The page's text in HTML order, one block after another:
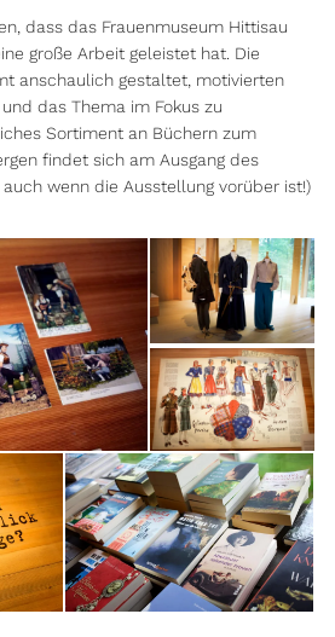
dass das Frauenmuseum Hittisau
große Arbeit geleistet hat. Die
anschaulich gestaltet, motivierten
das Thema im Fokus zu
Sortiment an Büchern zum
findet sich am Ausgang des
wenn die Ausstellung vorüber ist!)